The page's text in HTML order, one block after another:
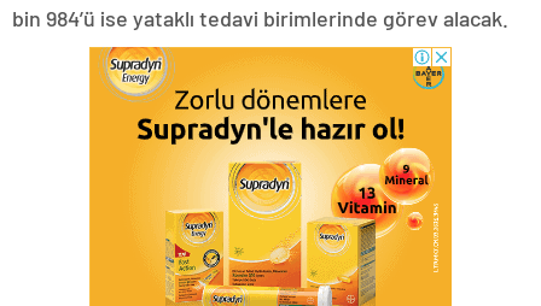
bin 984’ü ise yataklı tedavi birimlerinde görev alacak.